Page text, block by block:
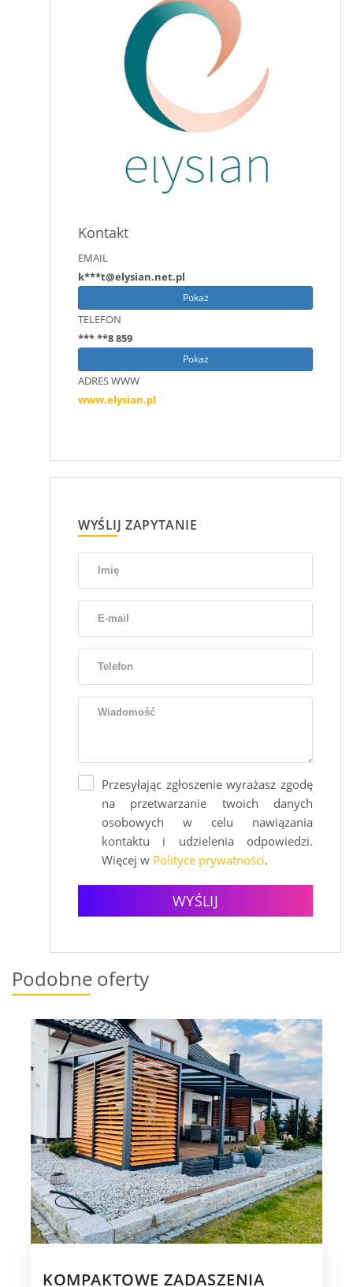
Kontakt
EMAIL
k***t@elysian.net.pl
Pokaż
TELEFON
*** **8 859
Pokaż
ADRES WWW
www.elysian.pl
WYŚLIJ ZAPYTANIE
Przesyłając zgłoszenie wyrażasz zgodę
na przetwarzanie twoich danych
osobowych w celu nawiązania
kontaktu i udzielenia odpowiedzi.
Więcej w Polityce prywatności.
WYŚLIJ
Podobne oferty
KOMPAKTOWE ZADASZENIA